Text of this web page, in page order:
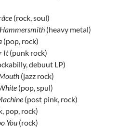
(rock, soul)
Hammersmith (heavy metal)
(pop, rock)
It(punk rock)
debuut LP)
(jazz rock)
(pop, spul)
(post pink, rock)
pop, rock)
You (rock)